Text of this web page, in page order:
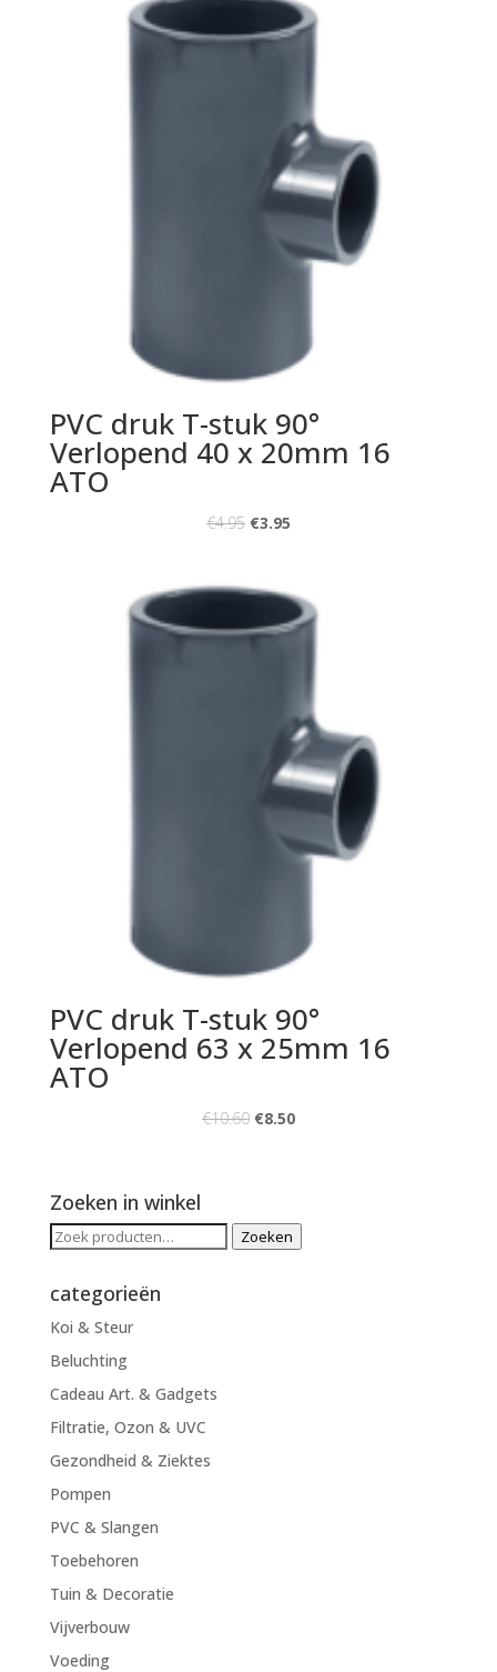
PVC druk T-stuk 90°
Verlopend 40 x 20mm 16
ATO
€4.95 €3.95
PVC druk T-stuk 90°
Verlopend 63 x 25mm 16
ATO
€10.60 €8.50
Zoeken in winkel
Zoeken
Zoeken
categorieën
Koi & Steur
Beluchting
Cadeau Art. & Gadgets
Filtratie, Ozon & UVC
Gezondheid & Ziektes
Pompen
PVC & Slangen
Toebehoren
Tuin & Decoratie
Vijverbouw
Voeding